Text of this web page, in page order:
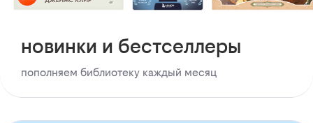
новинки и бестселлеры
пополняем библиотеку каждый месяц